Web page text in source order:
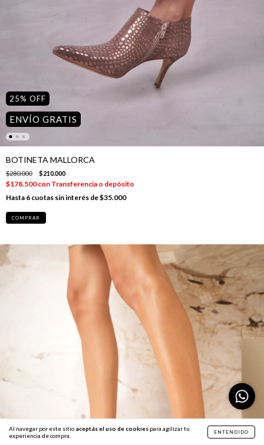
Al navegar por este sitio aceptás el uso de cookies para agilizar tu
experiencia de compra.
ENTENDIDO
25% OFF
ENVÍO GRATIS
BOTINETA MALLORCA
$280.000 $210.000
$178.500con Transferencia o depósito
6 cuotas sin interés de$35.000
COMPRAR